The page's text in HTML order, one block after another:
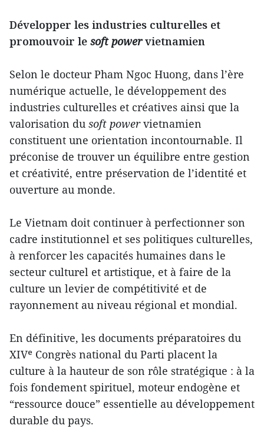
Développer les industries culturelles et
promouvoir le soft powervietnamien
Selon le docteur Pham Ngoc Huong, dans l’ère
numérique actuelle, le développement des
industries culturelles et créatives ainsi que la
valorisation du soft powervietnamien
constituent une orientation incontournable. Il
préconise de trouver un équilibre entre gestion
et créativité, entre préservation de l’identité et
ouverture au monde.
Le Vietnam doit continuer à perfectionner son
cadre institutionnel et ses politiques culturelles,
à renforcer les capacités humaines dans le
secteur culturel et artistique, et à faire de la
culture un levier de compétitivité et de
rayonnement au niveau régional et mondial.
En définitive, les documents préparatoires du
XIVᵉ Congrès national du Parti placent la
culture à la hauteur de son rôle stratégique : à la
fois fondement spirituel, moteur endogène et
“ressource douce” essentielle au développement
durable du pays.